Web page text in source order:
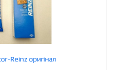
Reinz оригінал